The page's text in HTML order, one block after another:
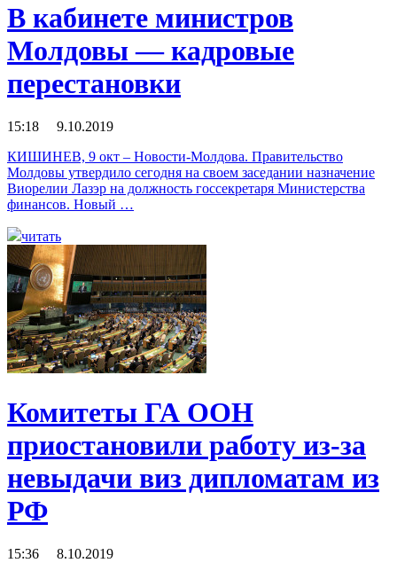
В кабинете министров
Молдовы — кадровые
перестановки
15:18 9.10.2019
КИШИНЕВ, 9 окт – Новости-Молдова. Правительство
Молдовы утвердило сегодня на своем заседании назначение
Виорелии Лазэр на должность госсекретаря Министерства
финансов. Новый …
читать
Комитеты ГА ООН
приостановили работу из-за
невыдачи виз дипломатам из
РФ
15:36 8.10.2019